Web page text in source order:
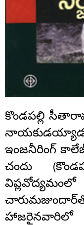
కొండపల్లి
ఇంజనీరింగ్
చందు
విప్లవోద్యమంలో
హాజరైనవారిలో